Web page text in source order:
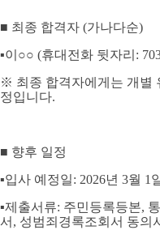
■ 최종 합격자 (가나다순)
▪이 ○○ (휴대전화 뒷자리 :
※ 최종 합격자에게는 개별
정입니다.
■ 향후 일정
▪입사 예정일: 2026년 3월 1
▪제출서류: 주민등록등본,
서 , 성범죄경록조회서 동의